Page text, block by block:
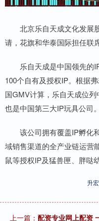
北京乐自天成文化发展
请，花旗和华泰国际担任联
乐自天成是中国领先的IP
100个自有及授权IP。根据
国GMV计算，乐自天成位
也是中国第三大IP玩具公司。
该公司拥有覆盖IP孵化和
域销售渠道的全产业链运营
鼠等授权IP及猛兽匣、胖哒
升
上一篇： 配资专业网上配资